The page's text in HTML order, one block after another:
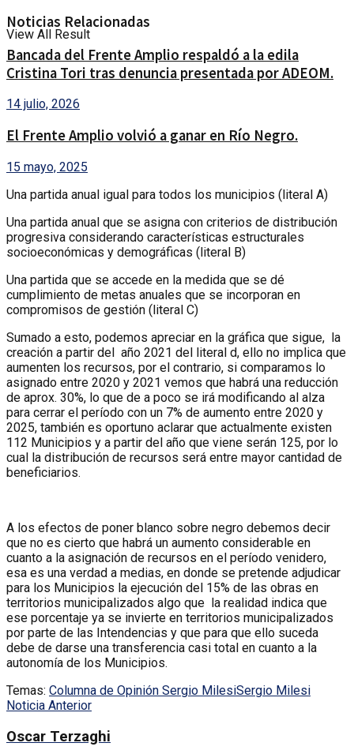
View All Result
Noticias Relacionadas
Bancada del Frente Amplio respaldó a la edila
Cristina Tori tras denuncia presentada por ADEOM.
14 julio, 2026
El Frente Amplio volvió a ganar en Río Negro.
15 mayo, 2025
Una partida anual igual para todos los municipios (literal A)
Una partida anual que se asigna con criterios de distribución
progresiva considerando características estructurales
socioeconómicas y demográficas (literal B)
Una partida que se accede en la medida que se dé
cumplimiento de metas anuales que se incorporan en
compromisos de gestión (literal C)
Sumado a esto, podemos apreciar en la gráfica que sigue, la
creación a partir del año 2021 del literal d, ello no implica que
aumenten los recursos, por el contrario, si comparamos lo
asignado entre 2020 y 2021 vemos que habrá una reducción
de aprox. 30%, lo que de a poco se irá modificando al alza
para cerrar el período con un 7% de aumento entre 2020 y
2025, también es oportuno aclarar que actualmente existen
112 Municipios y a partir del año que viene serán 125, por lo
cual la distribución de recursos será entre mayor cantidad de
beneficiarios.
A los efectos de poner blanco sobre negro debemos decir
que no es cierto que habrá un aumento considerable en
cuanto a la asignación de recursos en el período venidero,
esa es una verdad a medias, en donde se pretende adjudicar
para los Municipios la ejecución del 15% de las obras en
territorios municipalizados algo que la realidad indica que
ese porcentaje ya se invierte en territorios municipalizados
por parte de las Intendencias y que para que ello suceda
debe de darse una transferencia casi total en cuanto a la
autonomía de los Municipios.
Temas: Columna de Opinión Sergio MilesiSergio Milesi
Noticia Anterior
Oscar Terzaghi